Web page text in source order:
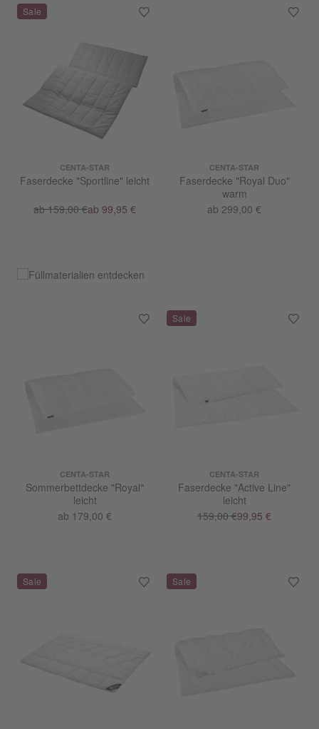
CENTA-STAR
Faserdecke "Sportline" leicht
ab 159,00 €ab 99,95 €
CENTA-STAR
Faserdecke "Royal Duo"
warm
ab 299,00 €
CENTA-STAR
Sommerbettdecke "Royal"
leicht
ab 179,00 €
CENTA-STAR
Faserdecke "Active Line"
leicht
159,00 €99,95 €